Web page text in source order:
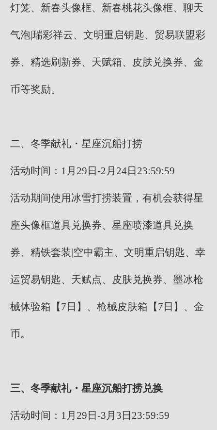
灯笼、新春头像框、新春桃花头像框、聊天
气泡|瑞彩祥云、文明重启钥匙、贸易联盟彩
券、精选刷新券、天赋箱、皮肤兑换券、金
币等奖励。
二、冬季献礼・星座沉船打捞
活动时间：1月29日-2月24日23:59:59
活动期间使用冰雪打捞装置，有机会获得星
座头像框道具兑换券、星座喷漆道具兑换
券、精铁套装|空中霸主、文明重启钥匙、幸
运贸易钥匙、天赋点、皮肤兑换券、墨冰枪
械体验箱【7日】、枪械皮肤箱【7日】、金
币。
三、冬季献礼・星座沉船打捞兑换
活动时间：1月29日-3月3日23:59:59